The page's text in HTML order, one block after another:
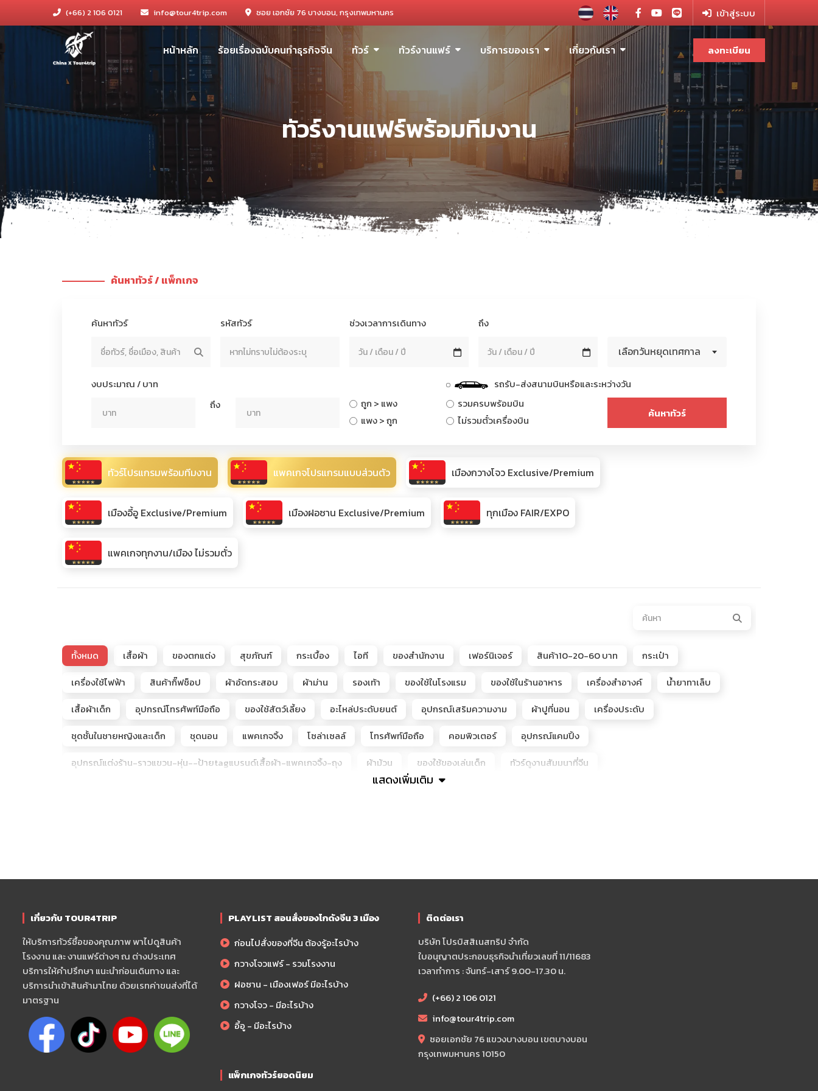
(+66) 2 106 0121 info@tour4trip.com ซอย เอกชัย 76 บางบอน, กรุงเทพมหานคร เข้าสู่ระบบ
หน้าหลัก ร้อยเรื่องฉบับคนทำธุรกิจจีน ทัวร์ ทัวร์งานแฟร์ บริการของเรา เกี่ยวกับเรา ลงทะเบียน
ทัวร์งานแฟร์พร้อมทีมงาน
ค้นหาทัวร์ / แพ็กเกจ
ค้นหาทัวร์ รหัสทัวร์ ช่วงเวลาการเดินทาง ถึง
เลือกวันหยุดเทศกาล
งบประมาณ / บาท
ถึง
ถูก > แพง
แพง > ถูก
รถรับ-ส่งสนามบินหรือและระหว่างวัน
รวมครบพร้อมบิน
ไม่รวมตั๋วเครื่องบิน
ทัวร์โปรแกรมพร้อมทีมงาน แพคเกจโปรแกรมแบบส่วนตัว เมืองกวางโจว Exclusive/Premium
เมืองอี้อู Exclusive/Premium เมืองฝอซาน Exclusive/Premium ทุกเมือง FAIR/EXPO
แพคเกจทุกงาน/เมือง ไม่รวมตั๋ว
ทั้งหมด เสื้อผ้า ของตกแต่ง สุขภัณฑ์ กระเบื้อง ไอที ของสำนักงาน เฟอร์นิเจอร์ สินค้า10-20-60 บาท
กระเป๋า
เครื่องใช้ไฟฟ้า
สินค้ากิ๊ฟช็อป ผ้าอัดกระสอบ ผ้าม่าน รองเท้า ของใช้ในโรงแรม ของใช้ในร้านอาหาร เครื่องสำอางค์
น้ำยาทาเล็บ
เสื้อผ้าเด็ก
อุปกรณ์โทรศัพท์มือถือ ของใช้สัตว์เลี้ยง อะไหล่ประดับยนต์ อุปกรณ์เสริมความงาม ผ้าปูที่นอน
เครื่องประดับ
ชุดชั้นในชายหญิงและเด็ก
ชุดนอน แพคเกจจิ้ง โซล่าเซลล์ โทรศัพท์มือถือ คอมพิวเตอร์
อุปกรณ์แคมปิ้ง
อุปกรณ์แต่งร้าน-ราวแขวน-หุ่น--ป้ายtagแบรนด์เสื้อผ้า-แพคเกจจิ้ง-ถุง
ผ้าม้วน ของใช้ของเล่นเด็ก
ทัวร์ดูงานสัมมนาที่จีน
เซรามิกทั่วไป, ของใช้ในครัวเรือน, เครื่องครัวและเครื่องใช้บนโต๊ะอาหาร, ผลิตภัณฑ์ทอผ้า, หวายและเหล็ก, ผลิตภัณฑ์จัดสวน, ของตกแต่งบ้าน
สินค้าเทศกาล, ของขวัญและของสมนาคุณ, เครื่องแก้วศิลปะ, เซรามิกศิลปะ, นาฬิกา, นาฬิกาข้อมือและเครื่องมือออปติก, วัสดุก่อสร้างและตกแต่ง, อุปกรณ์สุขภัณฑ์และห้องน้ำ,
เฟอร์นิเจอร์
สินค้าอิเล็กทรอนิกส์สำหรับผู้บริโภคและข้อมูล, เครื่องใช้ไฟฟ้าในครัวเรือน, ชิ้นส่วนอะไหล่, อุปกรณ์แสงสว่าง, ผลิตภัณฑ์อิเล็กทรอนิกส์และไฟฟ้า, ฮาร์ดแวร์, เครื่องมือ
เสื้อผ้าK-Fashion โอปป้า
เครื่องครัวพลาสติก ของตกแต่งบ้าน
เครื่องสำอาง-สกินแคร์
เครื่องมือช่าง OEM Hardware / ไขควง/คีมตัด/คีมล็อค/คีมปากจิ้งจก/ประแจ/ชุดบล็อก/ค้อน/เลื่อยมือ/คัตเตอร์/ตลับเมตร/ระดับน้ำ/กรรไกรตัดเหล็ก/ชุดดอกสว่าน/กาวร้อน/กาวอีพ็
อกซี่ และอื่นๆในหมวด
แสดงเพิ่มเติม
เกี่ยวกับ TOUR4TRIP
ให้บริการทัวร์ซื้อของคุณภาพ พาไปดูสินค้า
โรงงาน และ งานแฟร์ต่างๆ ณ ต่างประเทศ
บริการให้คำปรึกษา แนะนำก่อนเดินทาง และ
บริการนำเข้าสินค้ามาไทย ด้วยเรทค่าขนส่งที่ได้
มาตรฐาน
PLAYLIST สอนสั่งของโกดังจีน 3 เมือง
ก่อนไปสั่งของที่จีน ต้องรู้อะไรบ้าง
กวางโจวแฟร์ - รวมโรงงาน
ฝอซาน - เมืองเฟอร์ มีอะไรบ้าง
กวางโจว - มีอะไรบ้าง
อี้อู - มีอะไรบ้าง
แพ็กเกจทัวร์ยอดนิยม
ติดต่อเรา
บริษัท โปรบิสสิเนสทริป จำกัด
ใบอนุญาตประกอบธุรกิจนำเที่ยวเลขที่ 11/11683
เวลาทำการ : จันทร์-เสาร์ 9.00-17.30 น.
(+66) 2 106 0121
info@tour4trip.com
ซอยเอกชัย 76 แขวงบางบอน เขตบางบอน
กรุงเทพมหานคร 10150